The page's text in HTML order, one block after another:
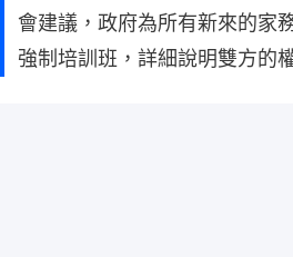
會建議，政府為所有新來的家
強制培訓班，詳細說明雙方的